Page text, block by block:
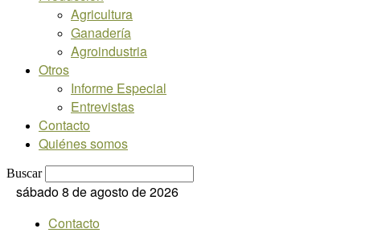
Agricultura
Ganadería
Agroindustria
Otros
Informe Especial
Entrevistas
Contacto
Quiénes somos
Buscar
sábado 8 de agosto de 2026
Contacto